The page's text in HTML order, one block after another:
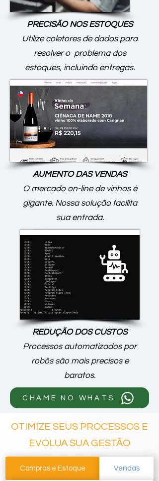
PRECISÃO NOS ESTOQUES
Utilize coletores de dados para
resolver o problema dos
estoques, incluindo entregas.
AUMENTO DAS VENDAS
O mercado on-line de vinhos é
gigante. Nossa solução facilita
sua entrada.
REDUÇÃO DOS CUSTOS
Processos automatizados por
robôs são mais precisos e
baratos.
CHAME NO WHATS
OTIMIZE SEUS PROCESSOS E
EVOLUA SUA GESTÃO
Compras e Estoque Vendas